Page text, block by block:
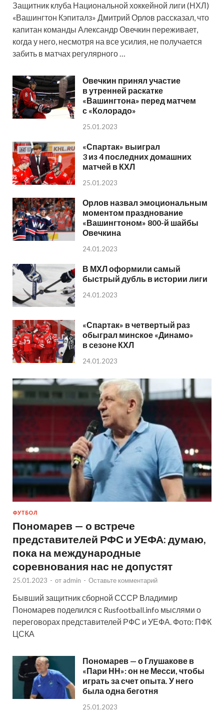
Защитник клуба Национальной хоккейной лиги (НХЛ)
«Вашингтон Кэпиталз» Дмитрий Орлов рассказал, что
капитан команды Александр Овечкин переживает,
когда у него, несмотря на все усилия, не получается
забить в матчах регулярного …
Овечкин принял участие
в утренней раскатке
«Вашингтона» перед матчем
с «Колорадо»
25.01.2023
«Спартак» выиграл
3 из 4 последних домашних
матчей в КХЛ
25.01.2023
Орлов назвал эмоциональным
моментом празднование
«Вашингтоном» 800-й шайбы
Овечкина
24.01.2023
В МХЛ оформили самый
быстрый дубль в истории лиги
24.01.2023
«Спартак» в четвертый раз
обыграл минское «Динамо»
в сезоне КХЛ
24.01.2023
ФУТБОЛ
Пономарев — о встрече
представителей РФС и УЕФА: думаю,
пока на международные
соревнования нас не допустят
25.01.2023 - от admin - Оставьте комментарий
Бывший защитник сборной СССР Владимир
Пономарев поделился с Rusfootball.info мыслями о
переговорах представителей РФС и УЕФА. Фото: ПФК
ЦСКА
Пономарев — о Глушакове в
«Пари НН»: он не Месси, чтобы
играть за счет опыта. У него
была одна беготня
25.01.2023